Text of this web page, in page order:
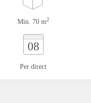
Min. 70 m2
08
Per direct